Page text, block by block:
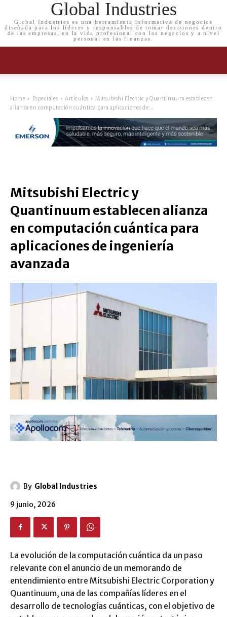
Global Industries
Global Industries es una herramienta informativa de negocios
diseñada para los líderes y responsables de tomar decisiones dentro
de las empresas, en la vida profesional con los negocios y a nivel
personal en las finanzas.
Home Especiales Artículos
Mitsubishi Electric y Quantinuum establecen
alianza en computación cuántica para aplicaciones de...
Mitsubishi Electric y
Quantinuum establecen alianza
en computación cuántica para
aplicaciones de ingeniería
avanzada
By Global Industries
9 junio, 2026
La evolución de la computación cuántica da un paso
relevante con el anuncio de un memorando de
entendimiento entre Mitsubishi Electric Corporation y
Quantinuum, una de las compañías líderes en el
desarrollo de tecnologías cuánticas, con el objetivo de